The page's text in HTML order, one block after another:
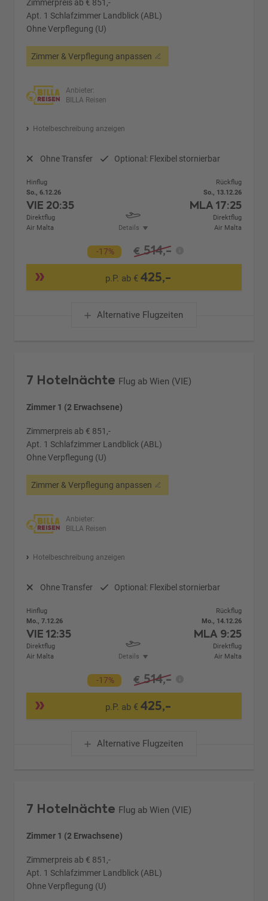
Zimmerpreis ab € 851,-
Apt. 1 Schlafzimmer Landblick (ABL)
Ohne Verpflegung (U)
Zimmer & Verpflegung anpassen
Anbieter:
BILLA Reisen
Hotelbeschreibung anzeigen
Ohne Transfer Optional: Flexibel stornierbar
Hinflug
So., 6.12.26
VIE 20:35
Direktflug
Air Malta
Details
Rückflug
So., 13.12.26
MLA 17:25
Direktflug
Air Malta
-17% € 514,-
p.P. ab €425,-
Alternative Flugzeiten
7 Hotelnächte Flug ab Wien (VIE)
Zimmer 1 (2 Erwachsene)
Zimmerpreis ab € 851,-
Apt. 1 Schlafzimmer Landblick (ABL)
Ohne Verpflegung (U)
Zimmer & Verpflegung anpassen
Anbieter:
BILLA Reisen
Hotelbeschreibung anzeigen
Ohne Transfer Optional: Flexibel stornierbar
Hinflug
Mo., 7.12.26
VIE12:35
Direktflug
Air Malta
Details
Rückflug
Mo., 14.12.26
MLA 9:25
Direktflug
Air Malta
-17% € 514,-
p.P. ab €425,-
Alternative Flugzeiten
7 Hotelnächte Flug ab Wien (VIE)
Zimmer 1 (2 Erwachsene)
Zimmerpreis ab € 851,-
Apt. 1 Schlafzimmer Landblick (ABL)
Ohne Verpflegung (U)